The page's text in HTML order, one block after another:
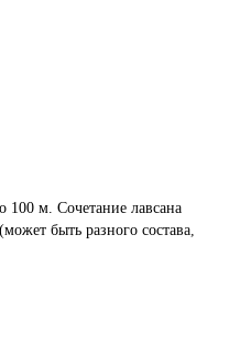
м. Сочетание лавсана
быть разного состава,